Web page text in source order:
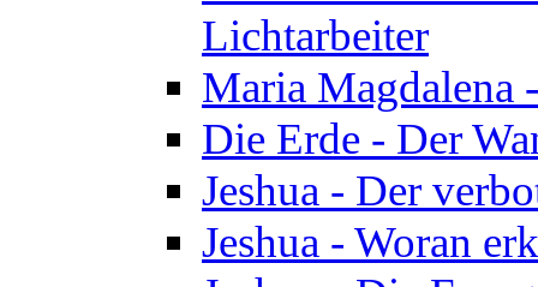
Lichtarbeiter
Maria Magdalena
Die Erde - Der
Jeshua - Der
Jeshua - Woran